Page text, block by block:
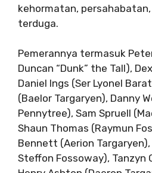
kehormatan,
terduga.
Pemerannya termasuk
Duncan “Dunk” the Tall),
Daniel Ings (Ser Lyonel
(Baelor Targaryen), Danny
Pennytree), Sam Spruell
Shaun Thomas (Raymun
Bennett (Aerion
Steffon Fossoway), Tanzyn